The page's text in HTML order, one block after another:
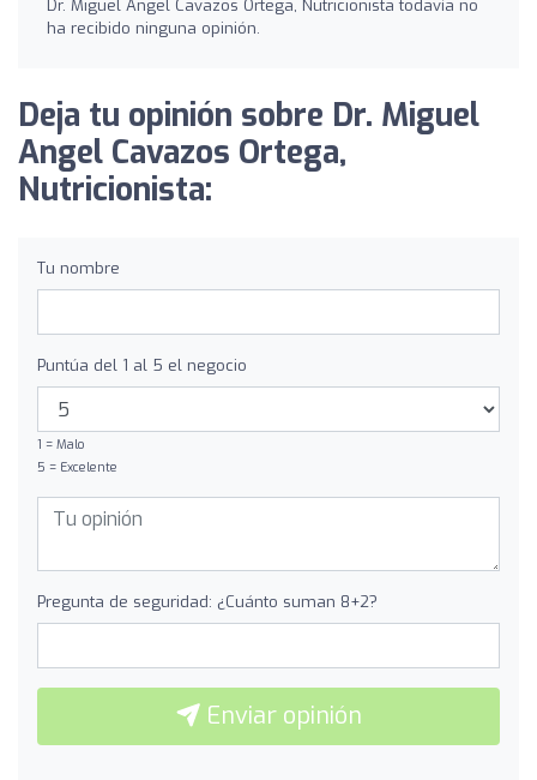
Dr. Miguel Angel Cavazos Ortega, Nutricionista todavía no
ha recibido ninguna opinión.
Deja tu opinión sobre Dr. Miguel
Angel Cavazos Ortega,
Nutricionista:
Tu nombre
Puntúa del 1 al 5 el negocio
1 = Malo
5 = Excelente
Pregunta de seguridad: ¿Cuánto suman 8+2?
Enviar opinión